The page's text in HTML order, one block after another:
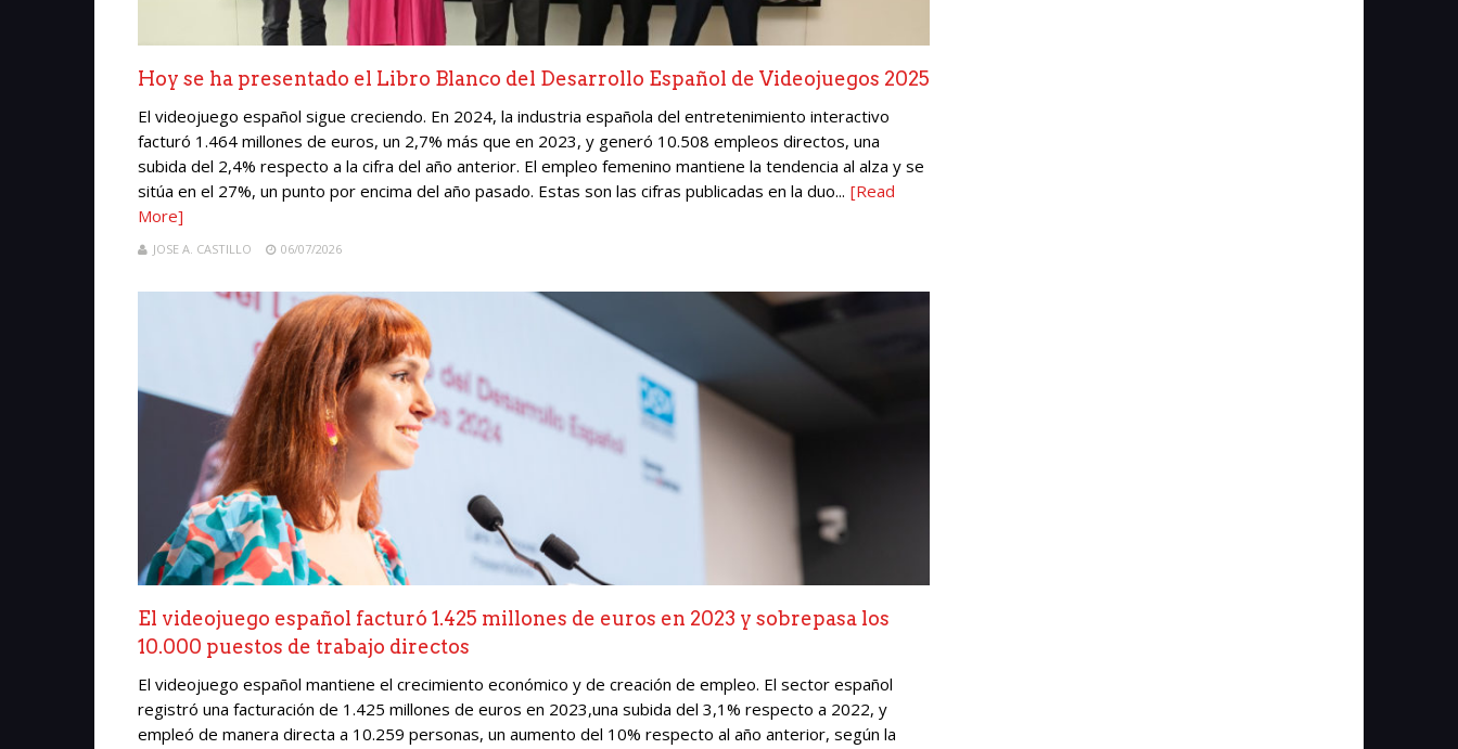
Hoy se ha presentado el Libro Blanco del Desarrollo Español de Videojuegos 2025
El videojuego español sigue creciendo. En 2024, la industria española del entretenimiento interactivo
facturó 1.464 millones de euros, un 2,7% más que en 2023, y generó 10.508 empleos directos, una
subida del 2,4% respecto a la cifra del año anterior. El empleo femenino mantiene la tendencia al alza y se
sitúa en el 27%, un punto por encima del año pasado. Estas son las cifras publicadas en la duo... [Read
More]
JOSE A. CASTILLO 06/07/2026
El videojuego español facturó 1.425 millones de euros en 2023 y sobrepasa los
10.000 puestos de trabajo directos
El videojuego español mantiene el crecimiento económico y de creación de empleo. El sector español
registró una facturación de 1.425 millones de euros en 2023,una subida del 3,1% respecto a 2022, y
empleó de manera directa a 10.259 personas, un aumento del 10% respecto al año anterior, según la